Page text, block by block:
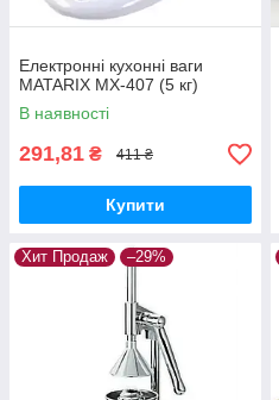
Електронні кухонні ваги
MATARIX MX-407 (5 кг)
В наявності
291,81 ₴ 411 ₴
Купити
Хит Продаж –29%